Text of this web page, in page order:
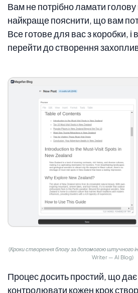
Вам не потрібно ламати
найкраще пояснити, що вам
Все готове для вас з коробки,
перейти до створення
(Кроки створення блогу за допомогою штучного
Writer — AI Blog)
Процес досить простий, що
контролювати кожен крок